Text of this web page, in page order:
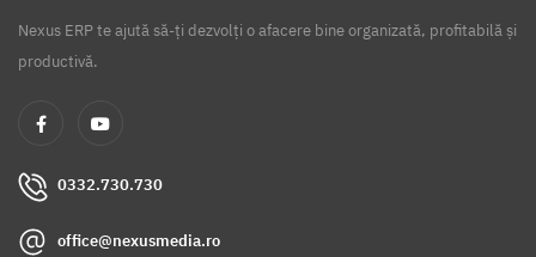
Nexus ERP te ajută să-ți dezvolți o afacere bine organizată, profitabilă și
productivă.
0332.730.730
office@nexusmedia.ro